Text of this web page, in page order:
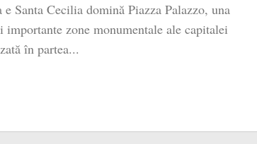
Santa Cecilia domină Piazza Palazzo, una
importante zone monumentale ale capitalei
în partea...